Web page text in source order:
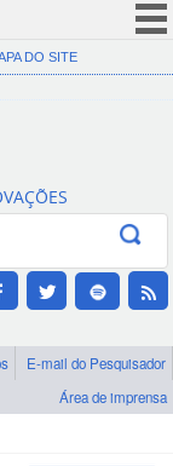
(COVID-19)
Canais
DO SITE
E-mail do Pesquisador
Área de imprensa